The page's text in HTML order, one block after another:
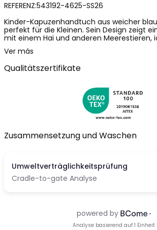
REFERENZ:543192-4625-SS26
Kinder-Kapuzenhandtuch aus weicher
perfekt für die Kleinen. Sein Design zeigt
mit einem Hai und anderen Meerestieren,
Aufmerksamkeit der Kinder zu erregen.
Altersgruppen von 12 Monaten bis 10
Komfort und Funktionalität nach dem Bad
Die Kapuze hilft, den Kopf warm zu halten,
Handtuch ist eine praktische und
Ver más
Qualitätszertifikate
Zusammensetzung und Waschen